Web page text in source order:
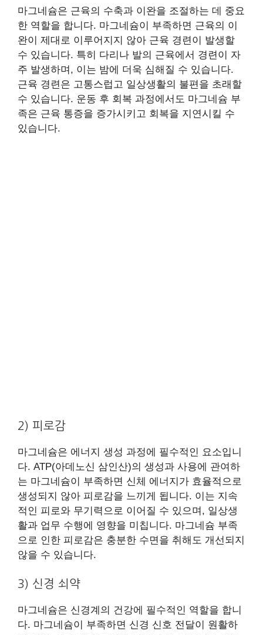
마그네슘은 근육의 수축과 이완을 조절하는 데 중요
한 역할을 합니다. 마그네슘이 부족하면 근육의 이
완이 제대로 이루어지지 않아 근육 경련이 발생할
수 있습니다. 특히 다리나 발의 근육에서 경련이 자
주 발생하며, 이는 밤에 더욱 심해질 수 있습니다.
근육 경련은 고통스럽고 일상생활의 불편을 초래할
수 있습니다. 운동 후 회복 과정에서도 마그네슘 부
족은 근육 통증을 증가시키고 회복을 지연시킬 수
있습니다.
2) 피로감
마그네슘은 에너지 생성 과정에 필수적인 요소입니
다. ATP(아데노신 삼인산)의 생성과 사용에 관여하
는 마그네슘이 부족하면 신체 에너지가 효율적으로
생성되지 않아 피로감을 느끼게 됩니다. 이는 지속
적인 피로와 무기력으로 이어질 수 있으며, 일상생
활과 업무 수행에 영향을 미칩니다. 마그네슘 부족
으로 인한 피로감은 충분한 수면을 취해도 개선되지
않을 수 있습니다.
3) 신경 쇠약
마그네슘은 신경계의 건강에 필수적인 역할을 합니
다. 마그네슘이 부족하면 신경 신호 전달이 원활하